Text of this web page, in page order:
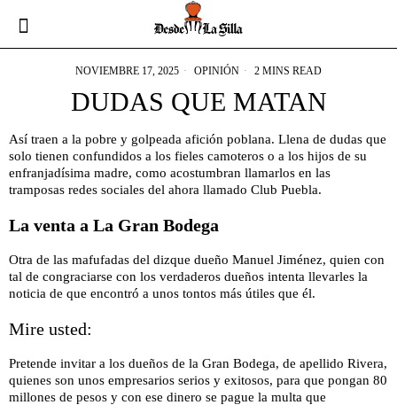
NOVIEMBRE 17, 2025 OPINIÓN 2 MINS READ
DUDAS QUE MATAN
Así traen a la pobre y golpeada afición poblana. Llena de dudas que
solo tienen confundidos a los fieles camoteros o a los hijos de su
enfranjadísima madre, como acostumbran llamarlos en las
tramposas redes sociales del ahora llamado Club Puebla.
La venta a La Gran Bodega
Otra de las mafufadas del dizque dueño Manuel Jiménez, quien con
tal de congraciarse con los verdaderos dueños intenta llevarles la
noticia de que encontró a unos tontos más útiles que él.
Mire usted:
Pretende invitar a los dueños de la Gran Bodega, de apellido Rivera,
quienes son unos empresarios serios y exitosos, para que pongan 80
millones de pesos y con ese dinero se pague la multa que